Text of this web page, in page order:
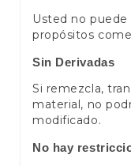
Usted no
propósitos
Sin Derivadas
Si remezcla,
material, no
modificado.
No hay